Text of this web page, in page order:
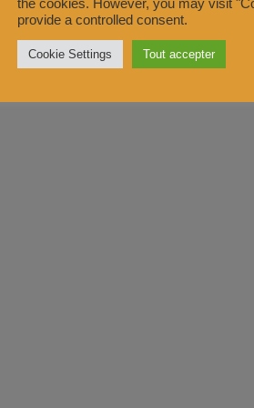
the cookies. However, you may visit
provide a controlled consent.
Cookie Settings Tout accepter